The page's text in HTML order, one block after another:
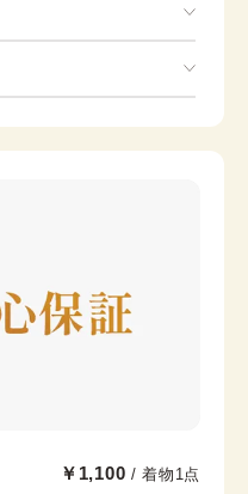
、楓、菊と萩と桔梗、花
れ、色味を抑えながらも
置と配色が絶妙で、と
わずお召しいただける
ます。
肌着
帯揚げ
コーリンベルト
￥1,100 / 着物1点